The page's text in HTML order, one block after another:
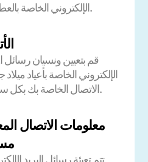
الإلكتروني الخاصة بالعطلات.
قم بتعيين ونسيان رسائل
الإلكتروني الخاصة بأعياد
الاتصال الخاصة بك بكل سهولة.
معلومات الاتصال
تتم تعبئة رسائل البريد